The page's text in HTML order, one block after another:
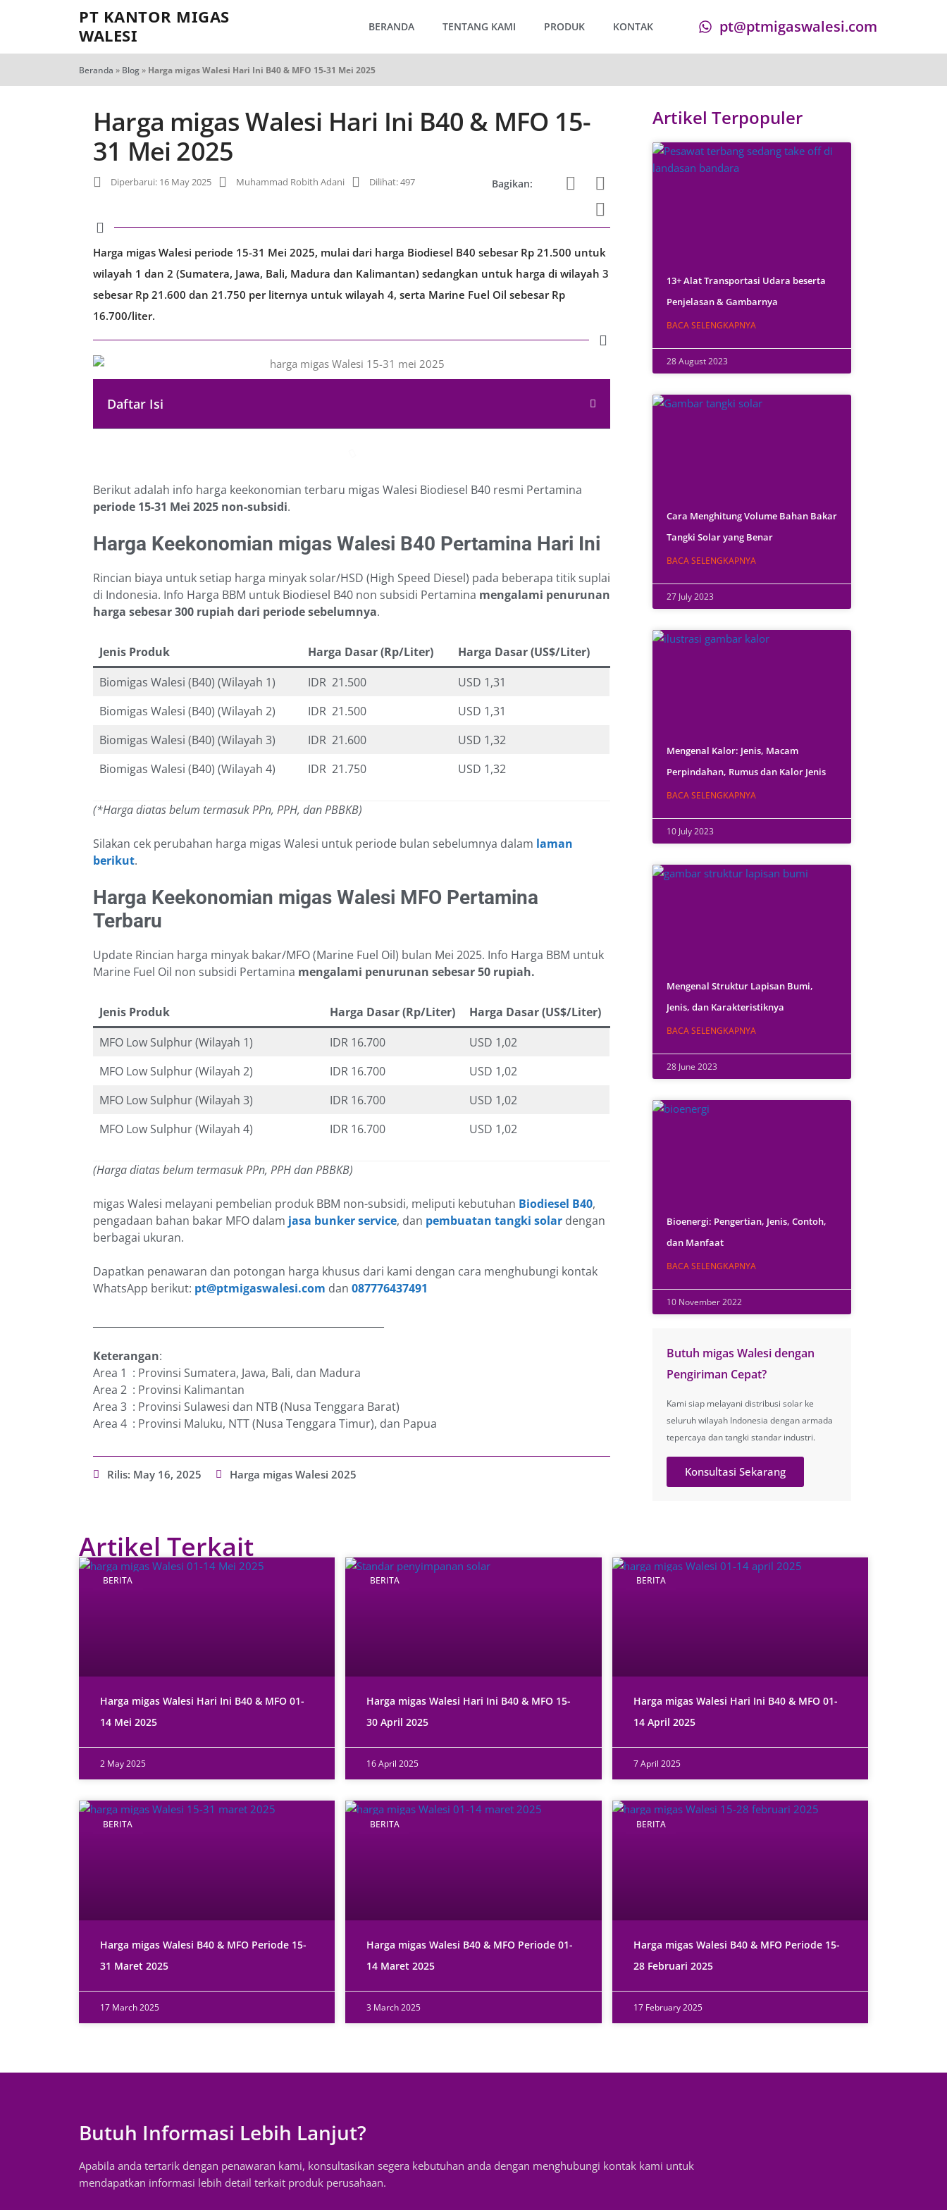
PT KANTOR MIGAS
WALESI
BERANDA TENTANG KAMI PRODUK KONTAK pt@ptmigaswalesi.com
Beranda » Blog» Harga migas Walesi Hari Ini B40 & MFO 15-31 Mei 2025
Harga migas Walesi Hari Ini B40 & MFO 15-
31 Mei 2025
Diperbarui: 16 May 2025 Muhammad Robith Adani Dilihat: 497 Bagikan:
Harga migas Walesi periode 15-31 Mei 2025, mulai dari harga Biodiesel B40 sebesar Rp 21.500 untuk
wilayah 1 dan 2 (Sumatera, Jawa, Bali, Madura dan Kalimantan) sedangkan untuk harga di wilayah 3
sebesar Rp 21.600 dan 21.750 per liternya untuk wilayah 4, serta Marine Fuel Oil sebesar Rp
16.700/liter.
Daftar Isi
Berikut adalah info harga keekonomian terbaru migas Walesi Biodiesel B40 resmi Pertamina
periode 15-31 Mei 2025 non-subsidi.
Harga Keekonomian migas Walesi B40 Pertamina Hari Ini
Rincian biaya untuk setiap harga minyak solar/HSD (High Speed Diesel) pada beberapa titik suplai
di Indonesia. Info Harga BBM untuk Biodiesel B40 non subsidi Pertamina mengalami penurunan
harga sebesar 300 rupiah dari periode sebelumnya.
Jenis Produk Harga Dasar (Rp/Liter)
Harga Dasar (US$/Liter)
Biomigas Walesi (B40) (Wilayah 1)
IDR 21.500
USD 1,31
Biomigas Walesi (B40) (Wilayah 2)
IDR 21.500
USD 1,31
Biomigas Walesi (B40) (Wilayah 3)
IDR 21.600
USD 1,32
Biomigas Walesi (B40) (Wilayah 4)
IDR 21.750 USD 1,32
(*Harga diatas belum termasuk PPn, PPH, dan PBBKB)
Silakan cek perubahan harga migas Walesi untuk periode bulan sebelumnya dalam laman
berikut.
Harga Keekonomian migas Walesi MFO Pertamina
Terbaru
Update Rincian harga minyak bakar/MFO (Marine Fuel Oil) bulan Mei 2025. Info Harga BBM untuk
Marine Fuel Oil non subsidi Pertamina mengalami penurunan sebesar 50 rupiah.
Jenis Produk Harga Dasar (Rp/Liter)
Harga Dasar (US$/Liter)
MFO Low Sulphur (Wilayah 1)
IDR 16.700
USD 1,02
MFO Low Sulphur (Wilayah 2)
IDR 16.700
USD 1,02
MFO Low Sulphur (Wilayah 3)
IDR 16.700
USD 1,02
MFO Low Sulphur (Wilayah 4)
IDR 16.700 USD 1,02
(Harga diatas belum termasuk PPn, PPH dan PBBKB)
migas Walesi melayani pembelian produk BBM non-subsidi, meliputi kebutuhan Biodiesel B40,
pengadaan bahan bakar MFO dalam jasa bunker service, dan pembuatan tangki solar dengan
berbagai ukuran.
Dapatkan penawaran dan potongan harga khusus dari kami dengan cara menghubungi kontak
WhatsApp berikut: pt@ptmigaswalesi.com dan 087776437491
Keterangan:
Area 1 : Provinsi Sumatera, Jawa, Bali, dan Madura
Area 2 : Provinsi Kalimantan
Area 3 : Provinsi Sulawesi dan NTB (Nusa Tenggara Barat)
Area 4 : Provinsi Maluku, NTT (Nusa Tenggara Timur), dan Papua
Rilis: May 16, 2025 Harga migas Walesi 2025
Artikel Terpopuler
13+ Alat Transportasi Udara beserta
Penjelasan & Gambarnya
BACA SELENGKAPNYA
28 August 2023
Cara Menghitung Volume Bahan Bakar
Tangki Solar yang Benar
BACA SELENGKAPNYA
27 July 2023
Mengenal Kalor: Jenis, Macam
Perpindahan, Rumus dan Kalor Jenis
BACA SELENGKAPNYA
10 July 2023
Mengenal Struktur Lapisan Bumi,
Jenis, dan Karakteristiknya
BACA SELENGKAPNYA
28 June 2023
Bioenergi: Pengertian, Jenis, Contoh,
dan Manfaat
BACA SELENGKAPNYA
10 November 2022
Butuh migas Walesi dengan
Pengiriman Cepat?
Kami siap melayani distribusi solar ke
seluruh wilayah Indonesia dengan armada
tepercaya dan tangki standar industri.
Konsultasi Sekarang
Artikel Terkait
BERITA
Harga migas Walesi Hari Ini B40 & MFO 01-
14 Mei 2025
2 May 2025
BERITA
Harga migas Walesi Hari Ini B40 & MFO 15-
30 April 2025
16 April 2025
BERITA
Harga migas Walesi Hari Ini B40 & MFO 01-
14 April 2025
7 April 2025
BERITA
Harga migas Walesi B40 & MFO Periode 15-
31 Maret 2025
17 March 2025
BERITA
Harga migas Walesi B40 & MFO Periode 01-
14 Maret 2025
3 March 2025
BERITA
Harga migas Walesi B40 & MFO Periode 15-
28 Februari 2025
17 February 2025
Butuh Informasi Lebih Lanjut?
Apabila anda tertarik dengan penawaran kami, konsultasikan segera kebutuhan anda dengan menghubungi kontak kami untuk
mendapatkan informasi lebih detail terkait produk perusahaan.